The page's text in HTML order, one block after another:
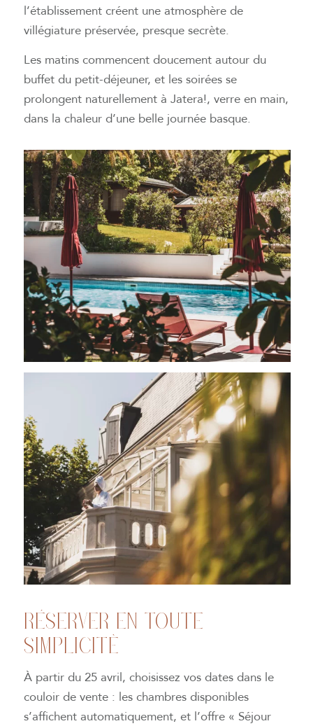
l’établissement créent une atmosphère de
villégiature préservée, presque secrète.
Les matins commencent doucement autour du
buffet du petit-déjeuner, et les soirées se
prolongent naturellement à Jatera!, verre en main,
dans la chaleur d’une belle journée basque.
RÈSERVER EN TOUTE
SIMPLICITÉ
À partir du 25 avril, choisissez vos dates dans le
couloir de vente : les chambres disponibles
s’affichent automatiquement, et l’offre « Séjour